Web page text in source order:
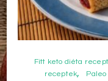
Fitt keto diéta
receptek